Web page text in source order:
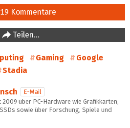
Kommentare
Teilen…
Gaming
Google
Stadia
E-Mail
über PC-Hardware wie Grafikkarten,
sowie über Forschung, Spiele und